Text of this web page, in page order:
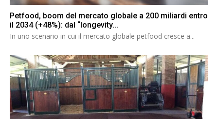
Petfood, boom del mercato globale a 200 miliardi entro
il 2034 (+48%): dal “longevity...
In uno scenario in cui il mercato globale petfood cresce a...